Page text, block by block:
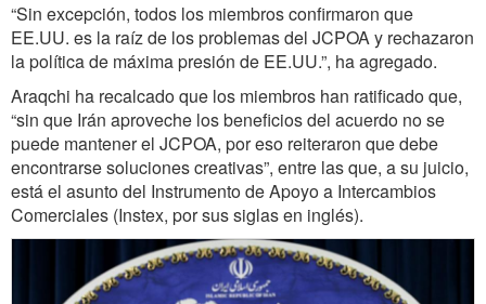
“Sin excepción, todos los miembros confirmaron que
EE.UU. es la raíz de los problemas del JCPOA y rechazaron
la política de máxima presión de EE.UU.”, ha agregado.
Araqchi ha recalcado que los miembros han ratificado que,
“sin que Irán aproveche los beneficios del acuerdo no se
puede mantener el JCPOA, por eso reiteraron que debe
encontrarse soluciones creativas”, entre las que, a su juicio,
está el asunto del Instrumento de Apoyo a Intercambios
Comerciales (Instex, por sus siglas en inglés).